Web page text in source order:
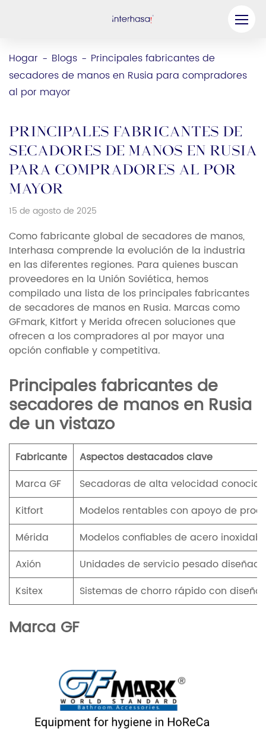
Hogar - Blogs - Principales fabricantes de
secadores de manos en Rusia para compradores
al por mayor
Principales fabricantes de
secadores de manos en Rusia
para compradores al por
mayor
15 de agosto de 2025
Como fabricante global de secadores de manos,
Interhasa comprende la evolución de la industria
en las diferentes regiones. Para quienes buscan
proveedores en la Unión Soviética, hemos
compilado una lista de los principales fabricantes
de secadores de manos en Rusia. Marcas como
GFmark, Kitfort y Merida ofrecen soluciones que
ofrecen a los compradores al por mayor una
opción confiable y competitiva.
Principales fabricantes de
secadores de manos en Rusia
de un vistazo
Fabricante
Aspectos destacados clave
Marca GF
Secadoras de alta velocidad
Kitfort
Modelos rentables con apoyo de
Mérida
Modelos confiables de acero
Axión
Unidades de servicio pesado
Ksitex
Sistemas de chorro rápido con
Marca GF
Producto
Compañía
Solución
Recursos
Contáctenos